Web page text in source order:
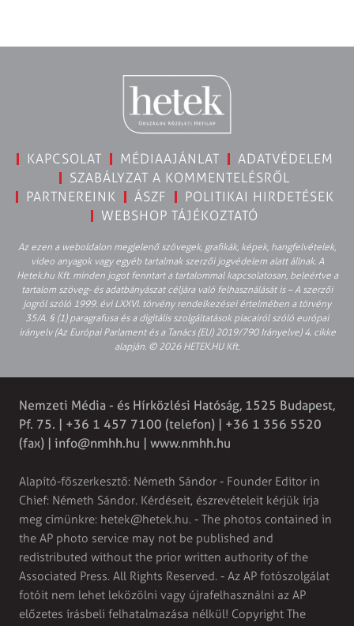
KAPCSOLAT MÉDIAAJÁNLAT
ADATVÉDELEM
SZABÁLYZAT A KOMMENTELÉSRŐL
PARTNEREINK
ÁSZF
POLITIKAI HIRDETÉSEK
WEBSHOP TÁJÉKOZTATÓ
Az ezen a weboldalon megjelenő szövegek, grafikák, képek, hangfelvételek,
video anyagok vagy egyéb tartalmak szerzői jogvédelem alatt állnak. A
Hetek.hu Kft. minden jogot fenntart a tartalommal kapcsolatosan, beleértve a
tartalom szöveg- és adatbányászat céljára való felhasználását is – A szerzői
jogról szóló 1999. évi LXXVI. törvény rendelkezései értelmében a törvény
35/A. § (1) paragrafusa és a digitális szolgáltatások piacairól szóló európai
irányelv (Az Európai Parlament és a Tanács (EU) 2019/790 Irányelve) 4. cikke
alapján. © 2026 HETEK.HU Kft.
Nemzeti Média - és Hírközlési Hatóság, 1525 Budapest,
Pf. 75. | +36 1 457 7100 (telefon) | +36 1 356 5520
(fax) | info@nmhh.hu | www.nmhh.hu
Alapító-főszerkesztő: Németh Sándor - Founder Editor in
Chief: Németh Sándor. Kérdéseit, észrevételeit kérjük írja
meg címünkre: hetek@hetek.hu. - The photos contained in
the AP photo service may not be published and
redistributed without the prior written authority of the
Associated Press. All Rights Reserved. - Az AP fotószolgálat
fotóit nem lehet leközölni vagy újrafelhasználni az AP
előzetes írásbeli felhatalmazása nélkül! Copyright The